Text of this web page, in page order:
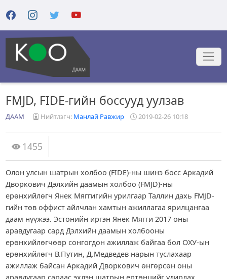
FMJD, FIDE-гийн боссууд уулзав
ДААМ Нийтлэгч: Манлай Равжир 2019-02-26 10:18
1455
Олон улсын шатрын холбоо (FIDE)-ны шинэ босс Аркадий
Дворкович Дэлхийн даамын холбоо (FMJD)-ны
ерөнхийлөгч Янек Мяггигийн урилгаар Таллин дахь FMJD-
гийн төв оффист айлчлан хамтын ажиллагаа ярилцангаа
даам нүүжээ. Эстонийн иргэн Янек Мягги 2017 оны
аравдугаар сард Дэлхийн даамын холбооны
ерөнхийлөгчөөр сонгогдон ажиллаж байгаа бол ОХУ-ын
ерөнхийлөгч В.Путин, Д.Медведев нарын туслахаар
ажиллаж байсан Аркадий Дворкович өнгөрсөн оны